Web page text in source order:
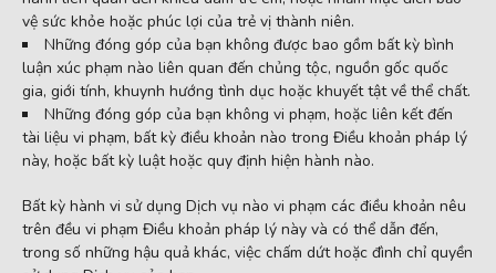
vệ sức khỏe hoặc phúc lợi của trẻ vị thành niên.
Những đóng góp của bạn không được bao gồm bất kỳ bình
luận xúc phạm nào liên quan đến chủng tộc, nguồn gốc quốc
gia, giới tính, khuynh hướng tình dục hoặc khuyết tật về thể chất.
Những đóng góp của bạn không vi phạm, hoặc liên kết đến
tài liệu vi phạm, bất kỳ điều khoản nào trong Điều khoản pháp lý
này, hoặc bất kỳ luật hoặc quy định hiện hành nào.
Bất kỳ hành vi sử dụng Dịch vụ nào vi phạm các điều khoản nêu
trên đều vi phạm Điều khoản pháp lý này và có thể dẫn đến,
trong số những hậu quả khác, việc chấm dứt hoặc đình chỉ quyền